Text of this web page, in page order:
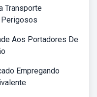
Transporte
Aos Portadores De
Empregando